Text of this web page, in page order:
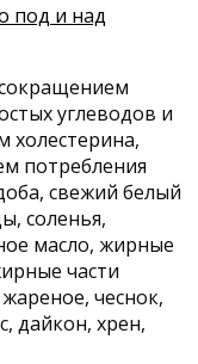
под и над
углеводов и
холестерина,
потребления
свежий белый
соленья,
масло, жирные
части
чеснок,
дайкон, хрен,